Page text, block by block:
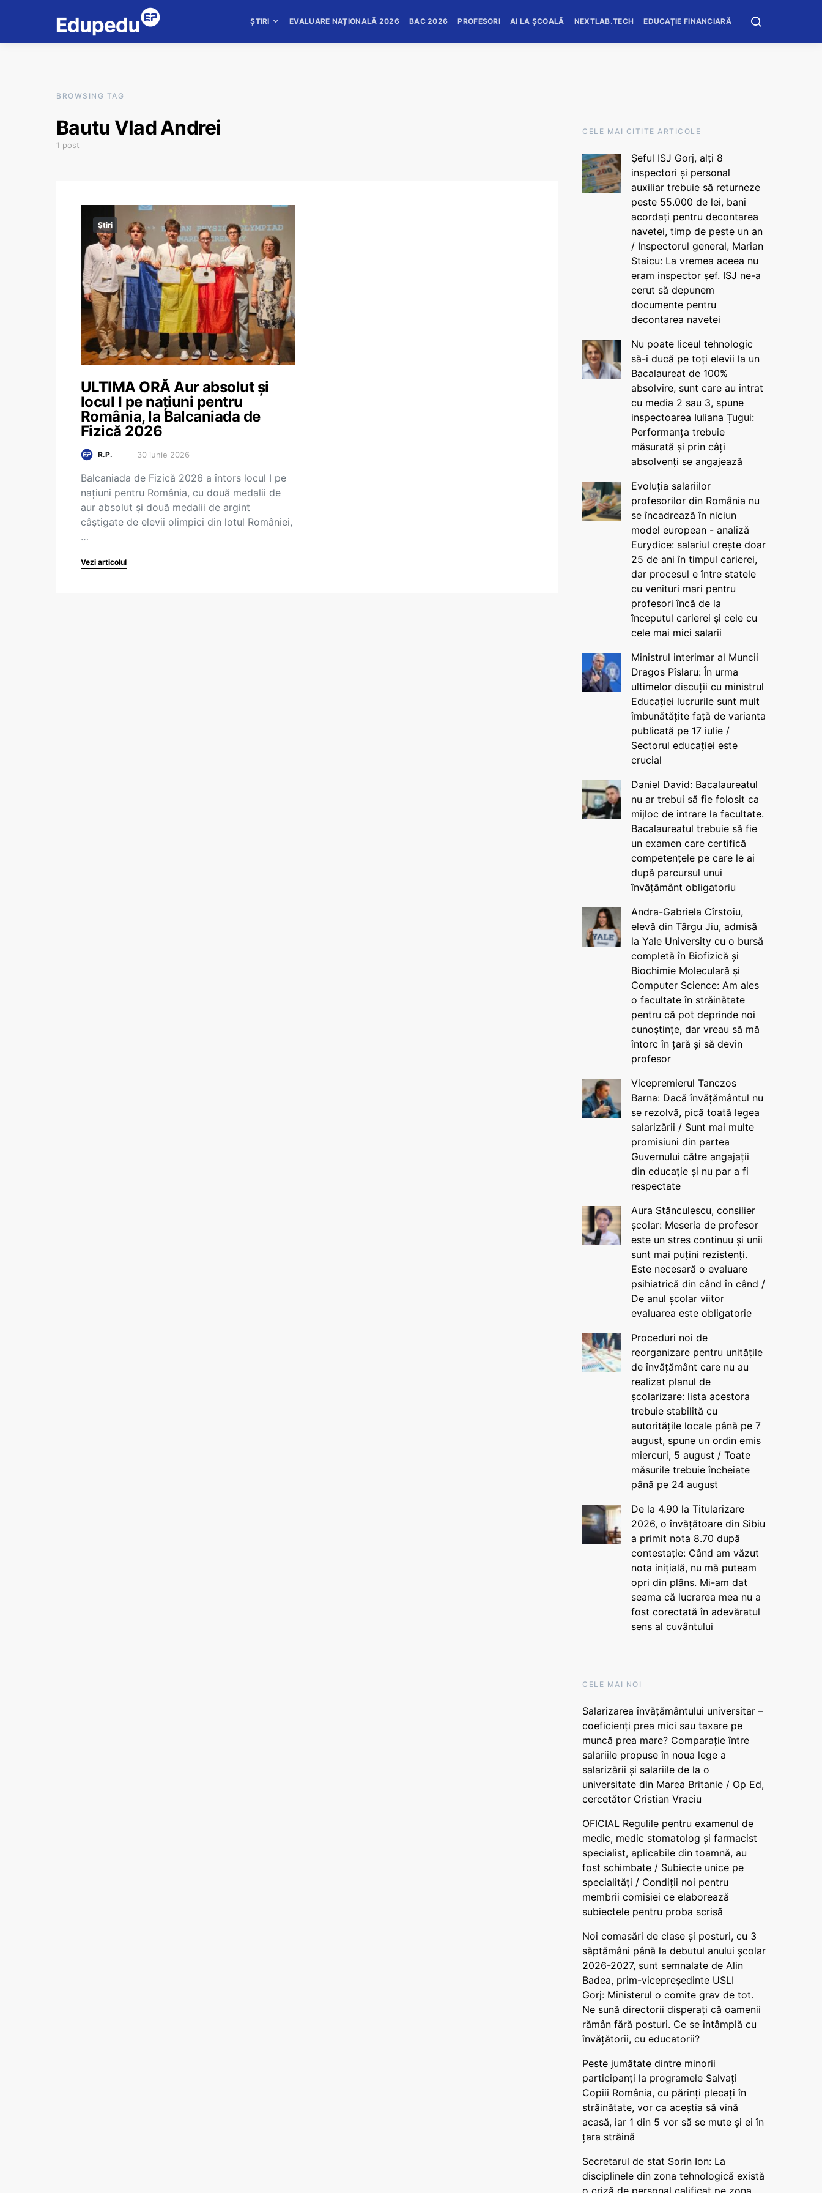
ȘTIRI EVALUARE NAȚIONALĂ 2026 BAC 2026 PROFESORI AI LA ȘCOALĂ NEXTLAB.TECH EDUCAȚIE FINANCIARĂ
BROWSING TAG
Bautu Vlad Andrei
1 post
Știri
ULTIMA ORĂ Aur absolut și
locul I pe națiuni pentru
România, la Balcaniada de
Fizică 2026
R.P. 30 iunie 2026
Balcaniada de Fizică 2026 a întors locul I pe
națiuni pentru România, cu două medalii de
aur absolut și două medalii de argint
câștigate de elevii olimpici din lotul României,
…
Vezi articolul
CELE MAI CITITE ARTICOLE
Șeful ISJ Gorj, alți 8
inspectori și personal
auxiliar trebuie să returneze
peste 55.000 de lei, bani
acordați pentru decontarea
navetei, timp de peste un an
/ Inspectorul general, Marian
Staicu: La vremea aceea nu
eram inspector șef. ISJ ne-a
cerut să depunem
documente pentru
decontarea navetei
Nu poate liceul tehnologic
să-i ducă pe toți elevii la un
Bacalaureat de 100%
absolvire, sunt care au intrat
cu media 2 sau 3, spune
inspectoarea Iuliana Țugui:
Performanța trebuie
măsurată și prin câți
absolvenți se angajează
Evoluția salariilor
profesorilor din România nu
se încadrează în niciun
model european - analiză
Eurydice: salariul crește doar
25 de ani în timpul carierei,
dar procesul e între statele
cu venituri mari pentru
profesori încă de la
începutul carierei și cele cu
cele mai mici salarii
Ministrul interimar al Muncii
Dragos Pîslaru: În urma
ultimelor discuții cu ministrul
Educației lucrurile sunt mult
îmbunătățite față de varianta
publicată pe 17 iulie /
Sectorul educației este
crucial
Daniel David: Bacalaureatul
nu ar trebui să fie folosit ca
mijloc de intrare la facultate.
Bacalaureatul trebuie să fie
un examen care certifică
competențele pe care le ai
după parcursul unui
învățământ obligatoriu
Andra-Gabriela Cîrstoiu,
elevă din Târgu Jiu, admisă
la Yale University cu o bursă
completă în Biofizică și
Biochimie Moleculară și
Computer Science: Am ales
o facultate în străinătate
pentru că pot deprinde noi
cunoștințe, dar vreau să mă
întorc în țară și să devin
profesor
Vicepremierul Tanczos
Barna: Dacă învățământul nu
se rezolvă, pică toată legea
salarizării / Sunt mai multe
promisiuni din partea
Guvernului către angajații
din educație și nu par a fi
respectate
Aura Stănculescu, consilier
școlar: Meseria de profesor
este un stres continuu și unii
sunt mai puțini rezistenți.
Este necesară o evaluare
psihiatrică din când în când /
De anul școlar viitor
evaluarea este obligatorie
Proceduri noi de
reorganizare pentru unitățile
de învățământ care nu au
realizat planul de
școlarizare: lista acestora
trebuie stabilită cu
autoritățile locale până pe 7
august, spune un ordin emis
miercuri, 5 august / Toate
măsurile trebuie încheiate
până pe 24 august
De la 4.90 la Titularizare
2026, o învățătoare din Sibiu
a primit nota 8.70 după
contestație: Când am văzut
nota inițială, nu mă puteam
opri din plâns. Mi-am dat
seama că lucrarea mea nu a
fost corectată în adevăratul
sens al cuvântului
CELE MAI NOI
Salarizarea învățământului universitar –
coeficienți prea mici sau taxare pe
muncă prea mare? Comparație între
salariile propuse în noua lege a
salarizării și salariile de la o
universitate din Marea Britanie / Op Ed,
cercetător Cristian Vraciu
OFICIAL Regulile pentru examenul de
medic, medic stomatolog și farmacist
specialist, aplicabile din toamnă, au
fost schimbate / Subiecte unice pe
specialități / Condiții noi pentru
membrii comisiei ce elaborează
subiectele pentru proba scrisă
Noi comasări de clase și posturi, cu 3
săptămâni până la debutul anului școlar
2026-2027, sunt semnalate de Alin
Badea, prim-vicepreședinte USLI
Gorj: Ministerul o comite grav de tot.
Ne sună directorii disperați că oamenii
rămân fără posturi. Ce se întâmplă cu
învățătorii, cu educatorii?
Peste jumătate dintre minorii
participanți la programele Salvați
Copiii România, cu părinți plecați în
străinătate, vor ca aceștia să vină
acasă, iar 1 din 5 vor să se mute și ei în
țara străină
Secretarul de stat Sorin Ion: La
disciplinele din zona tehnologică există
o criză de personal calificat pe zona